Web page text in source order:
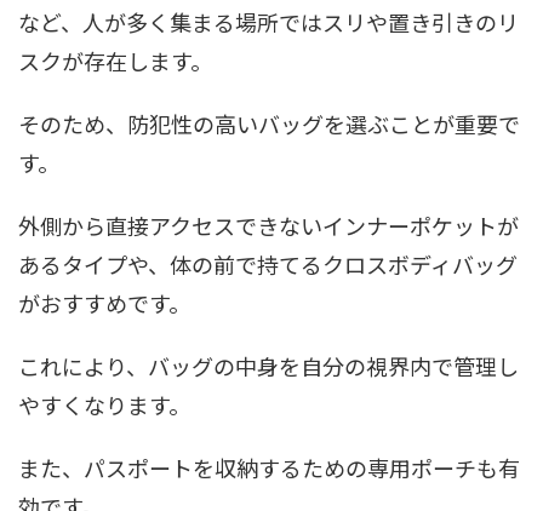
など、人が多く集まる場所ではスリや置き引きのリ
スクが存在します。
そのため、防犯性の高いバッグを選ぶことが重要で
す。
外側から直接アクセスできないインナーポケットが
あるタイプや、体の前で持てるクロスボディバッグ
がおすすめです。
これにより、バッグの中身を自分の視界内で管理し
やすくなります。
また、パスポートを収納するための専用ポーチも有